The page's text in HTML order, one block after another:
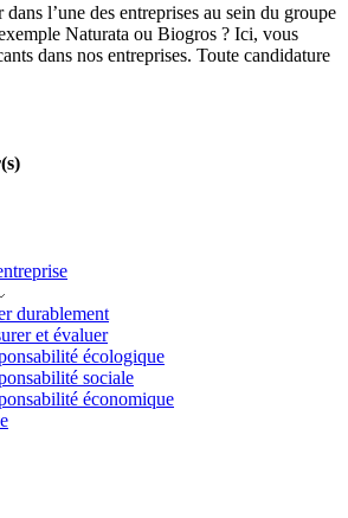
l’une des entreprises au sein du groupe
Naturata ou Biogros ? Ici, vous
dans nos entreprises. Toute candidature
durablement
et évaluer
écologique
sociale
économique